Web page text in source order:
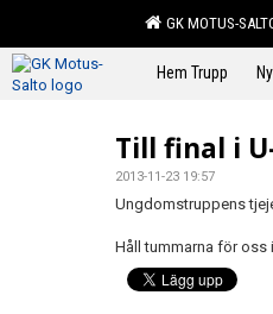
GK MOTUS-
Hem Trupp
Till final i
2013-11-23 19:57
Ungdomstruppens
Håll tummarna för oss